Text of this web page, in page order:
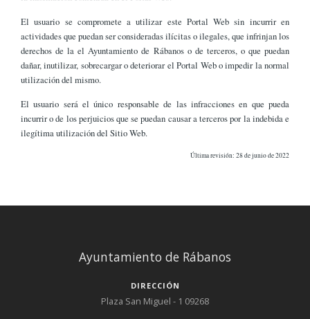
El usuario se compromete a utilizar este Portal Web sin incurrir en
actividades que puedan ser consideradas ilícitas o ilegales, que infrinjan los
derechos de la el Ayuntamiento de Rábanos o de terceros, o que puedan
dañar, inutilizar, sobrecargar o deteriorar el Portal Web o impedir la normal
utilización del mismo.
El usuario será el único responsable de las infracciones en que pueda
incurrir o de los perjuicios que se puedan causar a terceros por la indebida e
ilegítima utilización del Sitio Web.
Última revisión: 28 de junio de 2022
Ayuntamiento de Rábanos
DIRECCIÓN
Plaza San Miguel - 1 09268